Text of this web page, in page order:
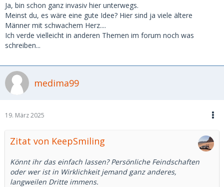
Ja, bin schon ganz invasiv hier unterwegs.
Meinst du, es wäre eine gute Idee? Hier sind ja viele ältere
Männer mit schwachem Herz....
Ich verde vielleicht in anderen Themen im forum noch was
schreiben...
medima99
19. März 2025
Zitat von KeepSmiling
Könnt ihr das einfach lassen? Persönliche Feindschaften
oder wer ist in Wirklichkeit jemand ganz anderes,
langweilen Dritte immens.